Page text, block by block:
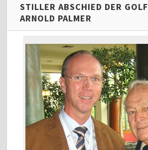
STILLER ABSCHIED DER
ARNOLD PALMER